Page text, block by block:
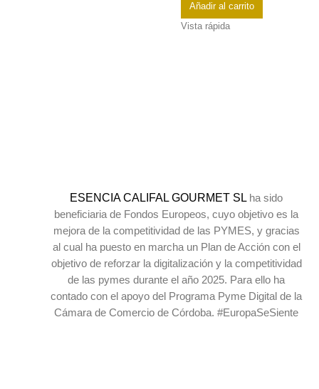
Añadir al carrito
Vista rápida
ESENCIA CALIFAL GOURMET SL ha sido
beneficiaria de Fondos Europeos, cuyo objetivo es la
mejora de la competitividad de las PYMES, y gracias
al cual ha puesto en marcha un Plan de Acción con el
objetivo de reforzar la digitalización y la competitividad
de las pymes durante el año 2025. Para ello ha
contado con el apoyo del Programa Pyme Digital de la
Cámara de Comercio de Córdoba. #EuropaSeSiente